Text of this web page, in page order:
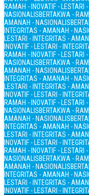
RAMAH - INOVATIF - LESTARI
NASIONALISBERTAKWA -
AMANAH - NASIONALIS
INTEGRITAS - AMANAH -
LESTARI - INTEGRITAS -
INOVATIF - LESTARI -
RAMAH - INOVATIF - LESTARI
NASIONALISBERTAKWA -
AMANAH - NASIONALIS
INTEGRITAS - AMANAH -
LESTARI - INTEGRITAS -
INOVATIF - LESTARI -
RAMAH - INOVATIF - LESTARI
NASIONALISBERTAKWA -
AMANAH - NASIONALIS
INTEGRITAS - AMANAH -
LESTARI - INTEGRITAS -
INOVATIF - LESTARI -
RAMAH - INOVATIF - LESTARI
NASIONALISBERTAKWA -
AMANAH - NASIONALIS
INTEGRITAS - AMANAH -
LESTARI - INTEGRITAS -
INOVATIF - LESTARI -